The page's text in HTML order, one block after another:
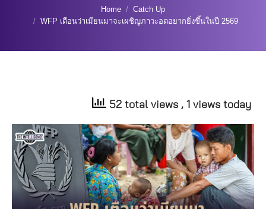
Home
Catch Up
WFP เตือนว่าเมียนมาจะเผชิญภาวะอดอยากยิ่งขึ้นในปี 2569
52 total views , 1 views today